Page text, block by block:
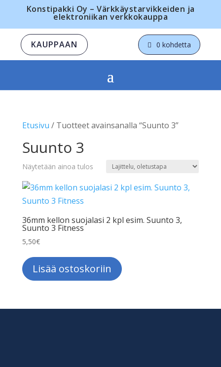
Konstipakki Oy – Värkkäystarvikkeiden ja
elektroniikan verkkokauppa
KAUPPAAN 0 kohdetta
Etusivu / Tuotteet avainsanalla “Suunto 3”
Suunto 3
Näytetään ainoa tulos
36mm kellon suojalasi 2 kpl esim. Suunto 3,
Suunto 3 Fitness
5,50€
Lisää ostoskoriin